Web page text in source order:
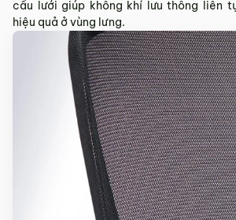
cấu lưới giúp không khí lưu thông liên
hiệu quả ở vùng lưng.
Sản phẩm mới đã quá thời gian 3
hàng.
Mọi thông tin cần hỗ trợ và giải đáp vui
0942 902 468(Call, Zalo)
info@mychair.vn